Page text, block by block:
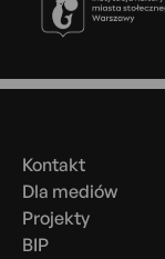
Menu
Kontakt
Dla mediów
Projekty
BIP